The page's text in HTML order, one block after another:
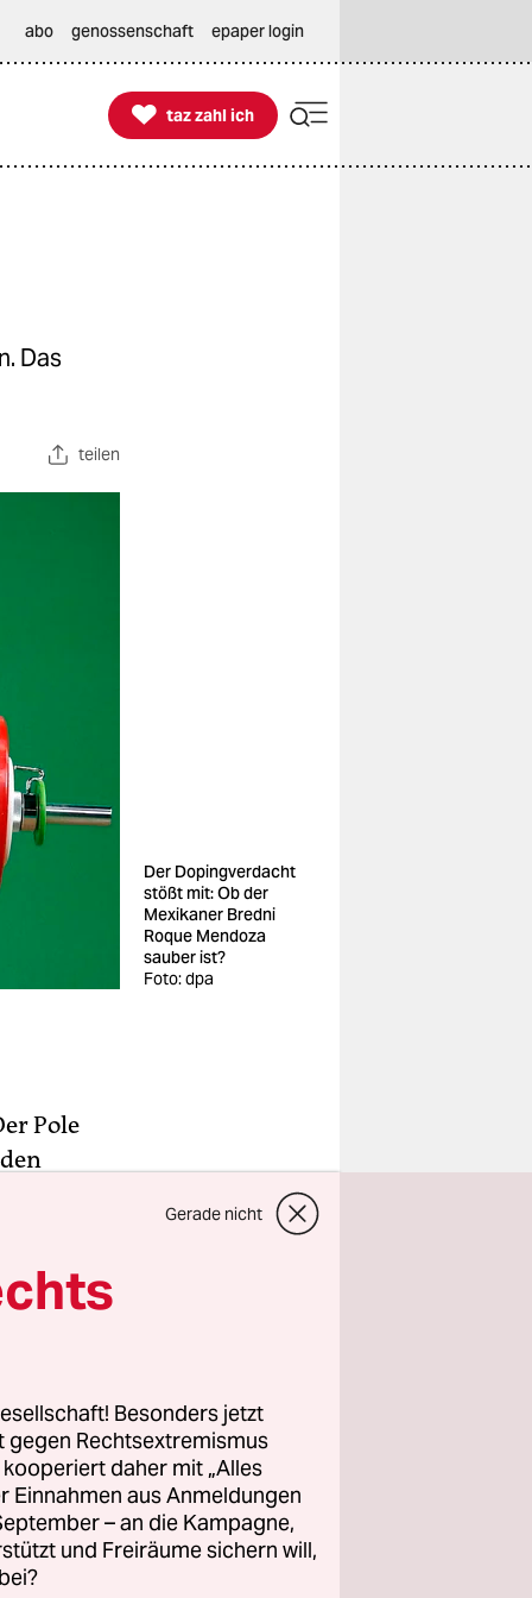
abo genossenschaft epaper login

taz zahl ich
taz zahl ich
Das
teilen
Der Dopingverdacht
stößt mit: Ob der
Mexikaner Bredni
Roque Mendoza
sauber ist?
Foto: dpa
Pole
vor
2 im
Tests:
der
Gerade nicht
Besonders jetzt
gegen Rechtsextremismus
daher mit „Alles
Einnahmen aus Anmeldungen
– an die Kampagne,
und Freiräume sichern will,